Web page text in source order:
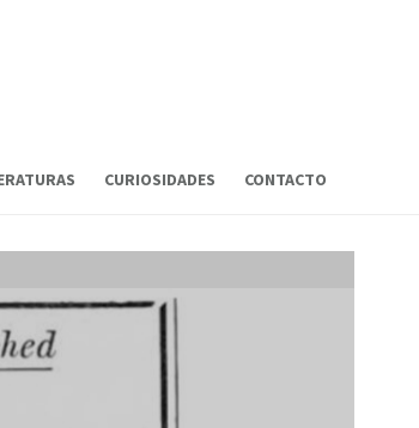
CURIOSIDADES CONTACTO